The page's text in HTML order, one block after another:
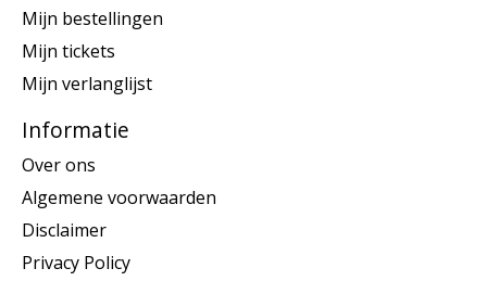
Mijn bestellingen
Mijn tickets
Mijn verlanglijst
Informatie
Over ons
Algemene voorwaarden
Disclaimer
Privacy Policy